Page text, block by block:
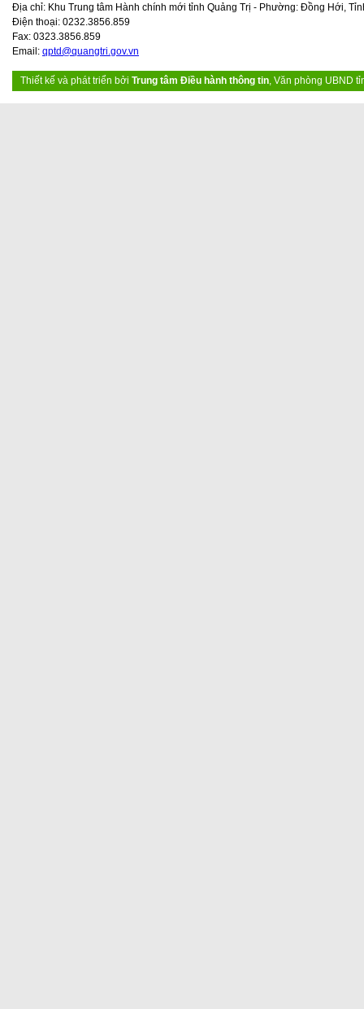
Địa chỉ: Khu Trung tâm Hành chính mới tỉnh Quảng Trị - Phường: Đồng Hới,
Điện thoại: 0232.3856.859
Fax: 0323.3856.859
Email: qptd@quangtri.gov.vn
Thiết kế và phát triển bởi Trung tâm Điều hành thông tin , Văn phòng UBND